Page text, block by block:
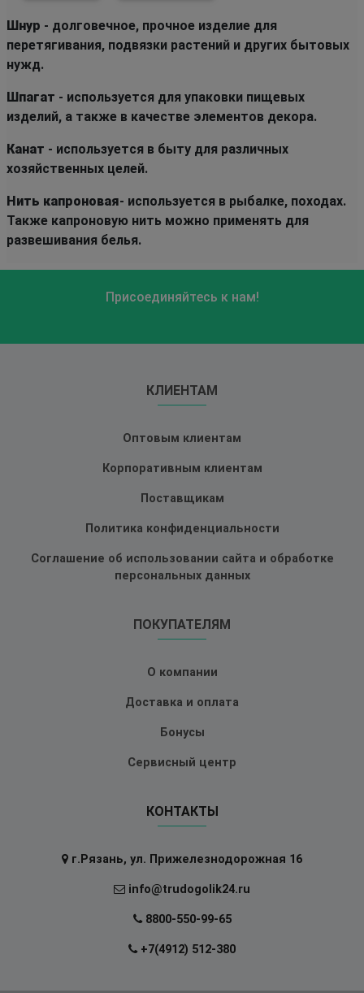
Шнур - долговечное, прочное изделие для
перетягивания, подвязки растений и других бытовых
нужд.
Шпагат - используется для упаковки пищевых
изделий, а также в качестве элементов декора.
Канат - используется в быту для различных
хозяйственных целей.
Нить капроновая- используется в рыбалке, походах.
Также капроновую нить можно применять для
развешивания белья.
Присоединяйтесь к нам!
КЛИЕНТАМ
Оптовым клиентам
Корпоративным клиентам
Поставщикам
Политика конфиденциальности
Соглашение об использовании сайта и обработке
персональных данных
ПОКУПАТЕЛЯМ
О компании
Доставка и оплата
Бонусы
Сервисный центр
КОНТАКТЫ
г.Рязань, ул. Прижелезнодорожная 16
info@trudogolik24.ru
8800-550-99-65
+7(4912) 512-380